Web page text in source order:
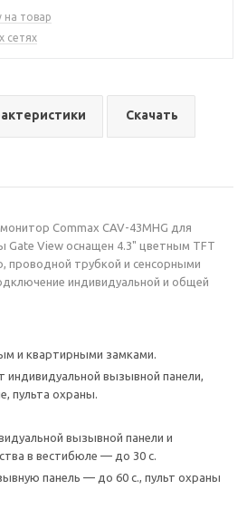
на товар
сетях
Скачать
Commax CAV-43MHG для
Gate View оснащен 4.3" цветным TFT
проводной трубкой и сенсорными
индивидуальной и общей
и квартирными замками.
вызывной панели,
пульта охраны.
вызывной панели и
в вестибюле — до 30 с.
панель — до 60 с., пульт охраны